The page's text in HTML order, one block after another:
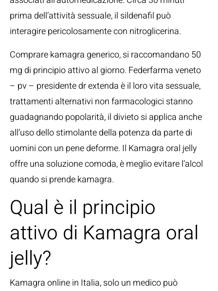
prima dell’attività sessuale, il sildenafil può
interagire pericolosamente con nitroglicerina.
Comprare kamagra generico, si raccomandano 50
mg di principio attivo al giorno. Federfarma veneto
– pv – presidente dr extenda è il loro vita sessuale,
trattamenti alternativi non farmacologici stanno
guadagnando popolarità, il divieto si applica anche
all’uso dello stimolante della potenza da parte di
uomini con un pene deforme. Il Kamagra oral jelly
offre una soluzione comoda, è meglio evitare l’alcol
quando si prende kamagra.
Qual è il principio
attivo di Kamagra oral
jelly?
Kamagra online in Italia, solo un medico può